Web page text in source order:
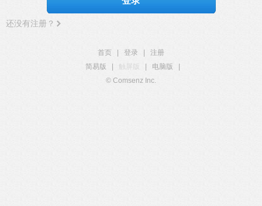
还没有注册？
首页 登录
注册
简易版
触屏版 电脑版
© Comsenz Inc.